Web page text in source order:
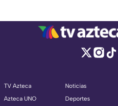
TV Azteca
Azteca UNO
Noticias
Deportes